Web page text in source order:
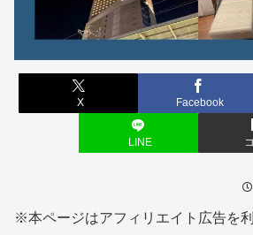
X Facebook
LINE
※本ページはアフィリエイト広告を利